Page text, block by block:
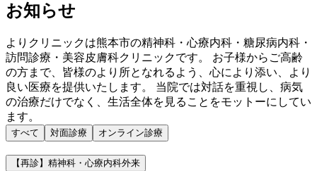
お知らせ
よりクリニックは熊本市の精神科・心療内科・糖尿病内科・
訪問診療・美容皮膚科クリニックです。 お子様からご高齢
の方まで、皆様のより所となれるよう、心により添い、より
良い医療を提供いたします。 当院では対話を重視し、病気
の治療だけでなく、生活全体を見ることをモットーにしてい
ます。
すべて 対面診療 オンライン診療
【再診】精神科・心療内科外来